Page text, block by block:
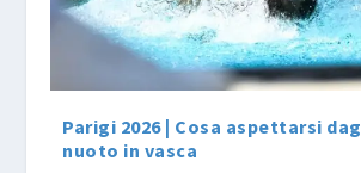
Il Pagellino SuperMaster:
Caglia...
Parigi 2026 | Cosa aspettarsi
nuoto in vasca